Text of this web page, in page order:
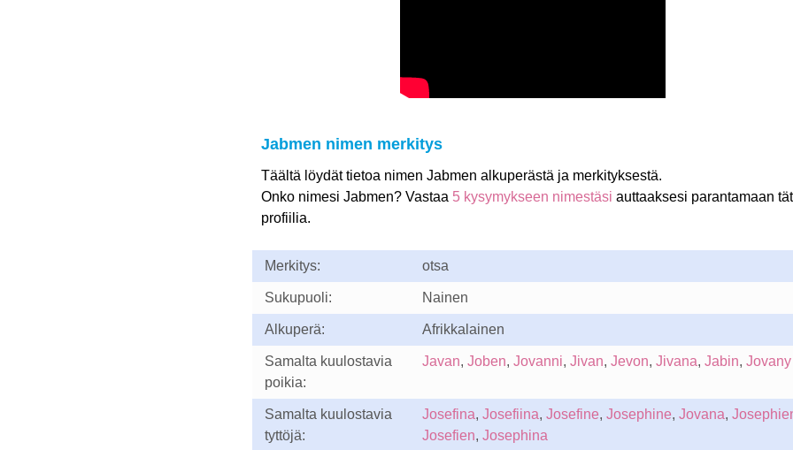
Jabmen nimen merkitys
Täältä löydät tietoa nimen Jabmen alkuperästä ja merkityksestä.
Onko nimesi Jabmen? Vastaa 5 kysymykseen nimestäsi auttaaksesi parantamaan
profiilia.
Merkitys: otsa
Sukupuoli: Nainen
Alkuperä: Afrikkalainen
Samalta kuulostavia
poikia:
Javan, Joben, Jovanni, Jivan, Jevon, Jivana, Jabin, Jovany
Samalta kuulostavia
tyttöjä:
Josefina, Josefiina, Josefine, Josephine, Jovana,
Josefien, Josephina